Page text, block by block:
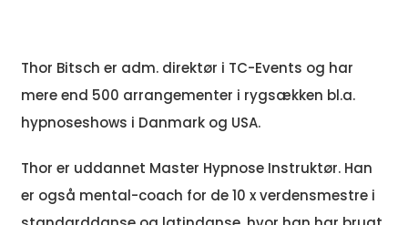
Thor Bitsch er adm. direktør i TC-Events og har
mere end 500 arrangementer i rygsækken bl.a.
hypnoseshows i Danmark og USA.
Thor er uddannet Master Hypnose Instruktør. Han
er også mental-coach for de 10 x verdensmestre i